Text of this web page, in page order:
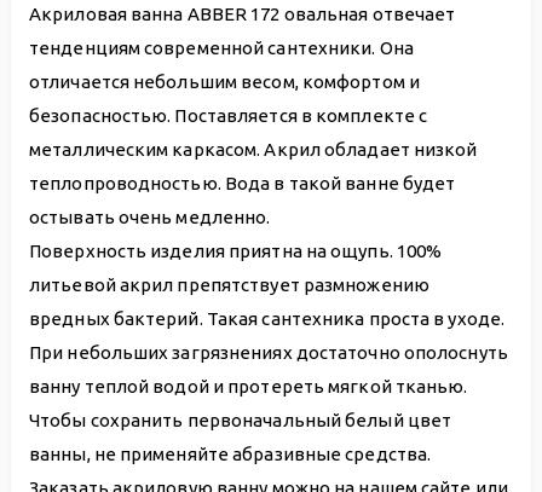
Акриловая ванна ABBER 172 овальная отвечает
тенденциям современной сантехники. Она
отличается небольшим весом, комфортом и
безопасностью. Поставляется в комплекте с
металлическим каркасом. Акрил обладает низкой
теплопроводностью. Вода в такой ванне будет
остывать очень медленно.
Поверхность изделия приятна на ощупь. 100%
литьевой акрил препятствует размножению
вредных бактерий. Такая сантехника проста в уходе.
При небольших загрязнениях достаточно ополоснуть
ванну теплой водой и протереть мягкой тканью.
Чтобы сохранить первоначальный белый цвет
ванны, не применяйте абразивные средства.
Заказать акриловую ванну можно на нашем сайте или